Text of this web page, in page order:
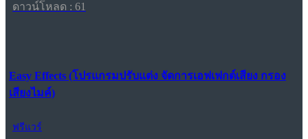
ดาวน์โหลด : 61
Easy Effects (โปรแกรมปรับแต่ง จัดการเอฟเฟกต์เสียง กรอง
เสียงไมค์)
ฟรีแวร์